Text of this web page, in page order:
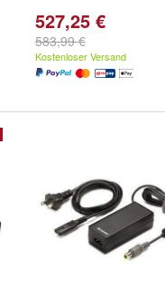
527,25 €
583,99 €
Kostenloser Versand